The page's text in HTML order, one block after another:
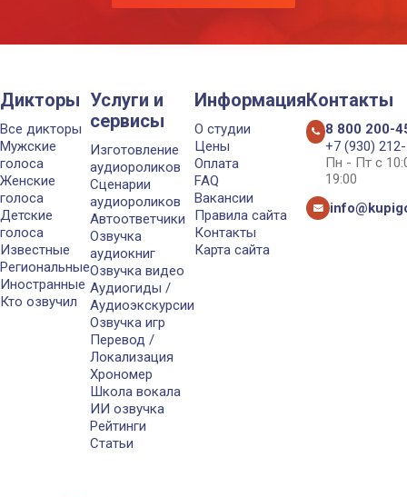
Дикторы
Все дикторы
Мужские
голоса
Женские
голоса
Детские
голоса
Известные
Региональные
Иностранные
Кто озвучил
Услуги и
сервисы
Изготовление
аудиороликов
Сценарии
аудиороликов
Автоответчики
Озвучка
аудиокниг
Озвучка видео
Аудиогиды /
Аудиоэкскурсии
Озвучка игр
Перевод /
Локализация
Хрономер
Школа вокала
ИИ озвучка
Рейтинги
Статьи
Информация
О студии
Цены
Оплата
FAQ
Вакансии
Правила сайта
Контакты
Карта сайта
Контакты
8 800 200-
+7 (930)
Пн - Пт с
19:00